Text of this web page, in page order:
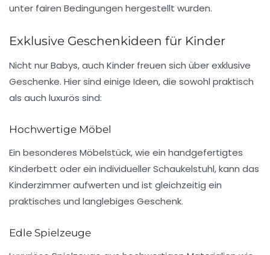
unter fairen Bedingungen hergestellt wurden.
Exklusive Geschenkideen für Kinder
Nicht nurBabys, auch Kinder freuen sich über exklusive
Geschenke. Hier sind einige Ideen, die sowohl praktisch
als auch luxurös sind:
Hochwertige Möbel
Ein besonderes Möbelstück, wie ein handgefertigtes
Kinderbett oder ein individueller Schaukelstuhl, kann das
Kinderzimmer aufwerten und ist gleichzeitig ein
praktisches und langlebiges Geschenk.
Edle Spielzeuge